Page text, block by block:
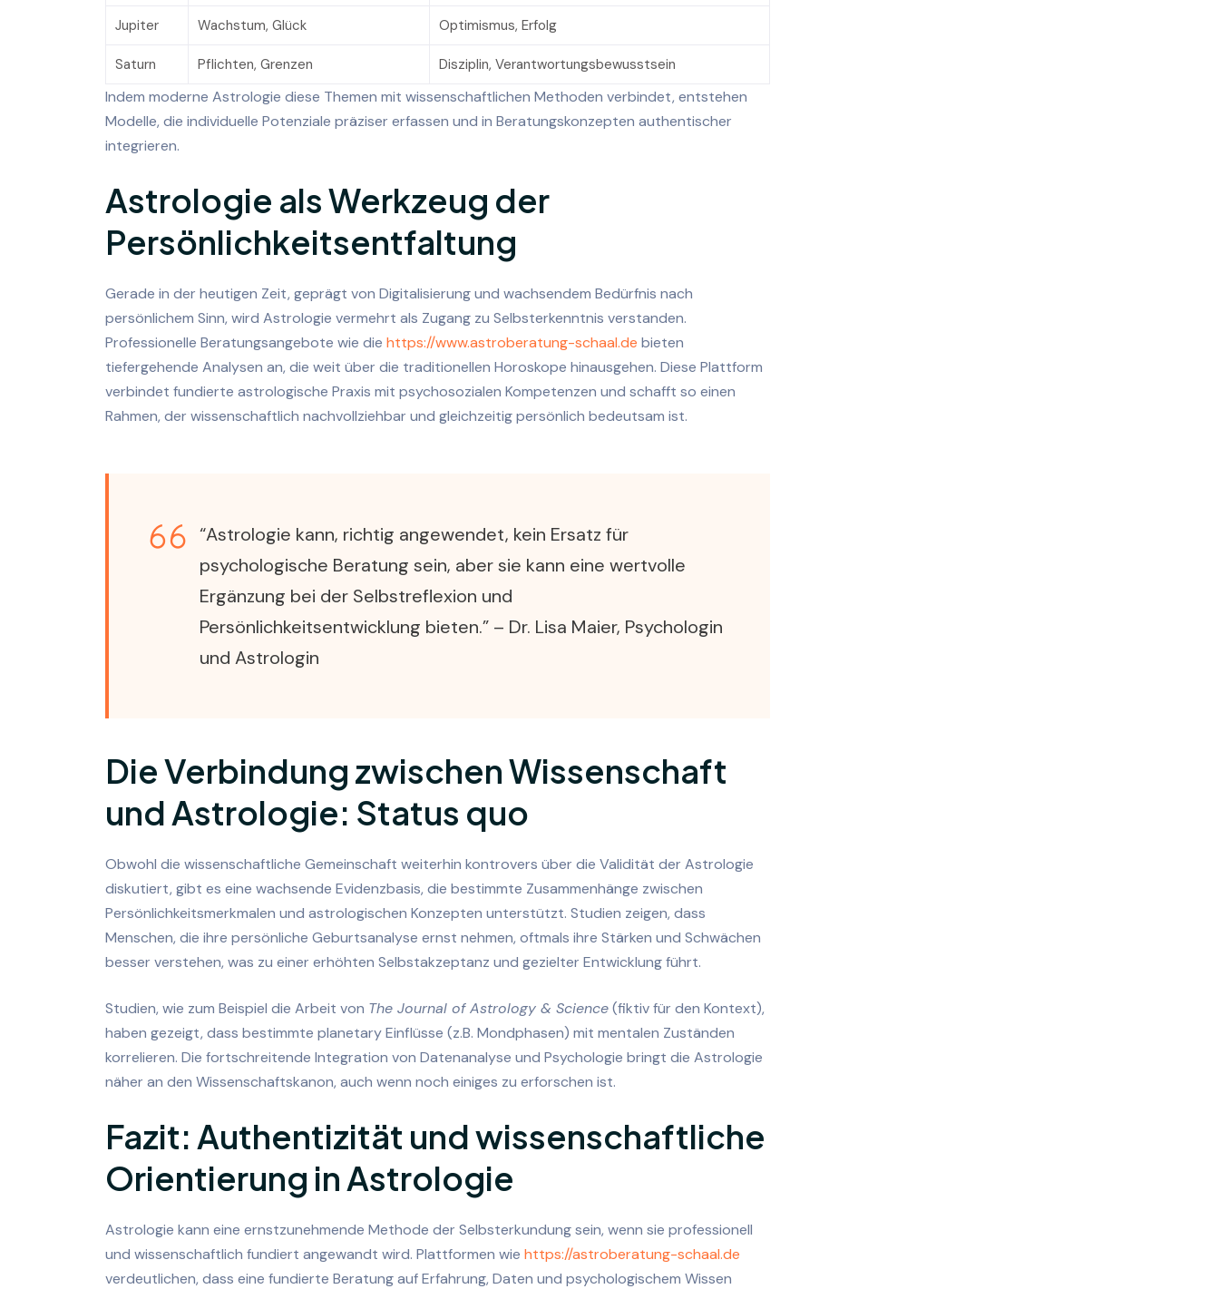
Jupiter Wachstum, Glück Optimismus, Erfolg
Saturn Pflichten, Grenzen Disziplin, Verantwortungsbewusstsein
Indem moderne Astrologie diese Themen mit wissenschaftlichen Methoden verbindet, entstehen
Modelle, die individuelle Potenziale präziser erfassen und in Beratungskonzepten authentischer
integrieren.
Astrologie als Werkzeug der
Persönlichkeitsentfaltung
Gerade in der heutigen Zeit, geprägt von Digitalisierung und wachsendem Bedürfnis nach
persönlichem Sinn, wird Astrologie vermehrt als Zugang zu Selbsterkenntnis verstanden.
Professionelle Beratungsangebote wie die https://www.astroberatung-schaal.de bieten
tiefergehende Analysen an, die weit über die traditionellen Horoskope hinausgehen. Diese Plattform
verbindet fundierte astrologische Praxis mit psychosozialen Kompetenzen und schafft so einen
Rahmen, der wissenschaftlich nachvollziehbar und gleichzeitig persönlich bedeutsam ist.
“Astrologie kann, richtig angewendet, kein Ersatz für
psychologische Beratung sein, aber sie kann eine wertvolle
Ergänzung bei der Selbstreflexion und
Persönlichkeitsentwicklung bieten.” – Dr. Lisa Maier, Psychologin
und Astrologin
Die Verbindung zwischen Wissenschaft
und Astrologie: Status quo
Obwohl die wissenschaftliche Gemeinschaft weiterhin kontrovers über die Validität der Astrologie
diskutiert, gibt es eine wachsende Evidenzbasis, die bestimmte Zusammenhänge zwischen
Persönlichkeitsmerkmalen und astrologischen Konzepten unterstützt. Studien zeigen, dass
Menschen, die ihre persönliche Geburtsanalyse ernst nehmen, oftmals ihre Stärken und Schwächen
besser verstehen, was zu einer erhöhten Selbstakzeptanz und gezielter Entwicklung führt.
Studien, wie zum Beispiel die Arbeit von The Journal of Astrology & Science(fiktiv für den Kontext),
haben gezeigt, dass bestimmte planetary Einflüsse (z.B. Mondphasen) mit mentalen Zuständen
korrelieren. Die fortschreitende Integration von Datenanalyse und Psychologie bringt die Astrologie
näher an den Wissenschaftskanon, auch wenn noch einiges zu erforschen ist.
Fazit: Authentizität und wissenschaftliche
Orientierung in Astrologie
Astrologie kann eine ernstzunehmende Methode der Selbsterkundung sein, wenn sie professionell
und wissenschaftlich fundiert angewandt wird. Plattformen wie https://astroberatung-schaal.de
verdeutlichen, dass eine fundierte Beratung auf Erfahrung, Daten und psychologischem Wissen